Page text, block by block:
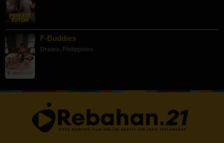
F-Buddies
Drama, Philippines